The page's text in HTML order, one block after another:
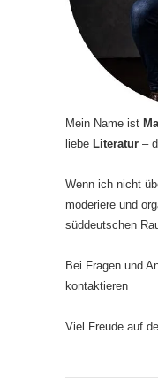
Mein Name ist
liebe Literatur –
Wenn ich nicht
moderiere und
süddeutschen
Bei Fragen und
kontaktieren
Viel Freude auf